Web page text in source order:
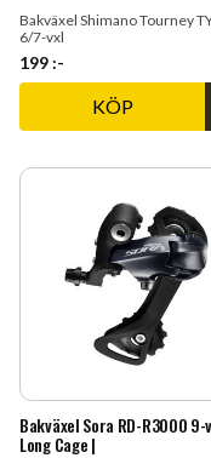
Bakväxel Shimano Tourney
6/7-vxl
199 :-
KÖP
Bakväxel Sora RD-R3000 9-
Long Cage |